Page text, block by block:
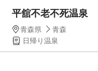
平舘不老不死温泉
青森県
青森
日帰り温泉